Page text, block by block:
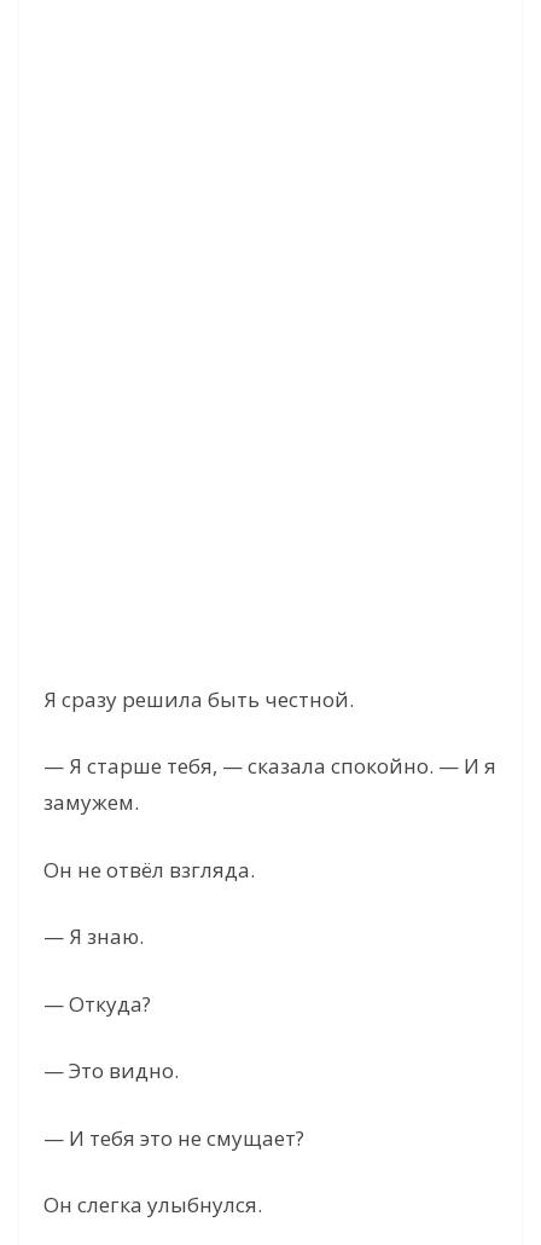
Я сразу решила быть честной.
— Я старше тебя, — сказала спокойно. — И я
замужем.
Он не отвёл взгляда.
— Я знаю.
— Откуда?
— Это видно.
— И тебя это не смущает?
Он слегка улыбнулся.